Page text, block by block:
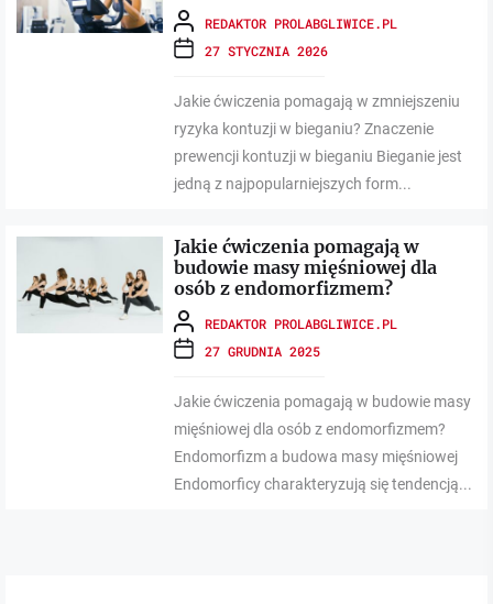
REDAKTOR PROLABGLIWICE.PL
27 STYCZNIA 2026
Jakie ćwiczenia pomagają w zmniejszeniu
ryzyka kontuzji w bieganiu? Znaczenie
prewencji kontuzji w bieganiu Bieganie jest
jedną z najpopularniejszych form...
Jakie ćwiczenia pomagają w
budowie masy mięśniowej dla
osób z endomorfizmem?
REDAKTOR PROLABGLIWICE.PL
27 GRUDNIA 2025
Jakie ćwiczenia pomagają w budowie masy
mięśniowej dla osób z endomorfizmem?
Endomorfizm a budowa masy mięśniowej
Endomorficy charakteryzują się tendencją...